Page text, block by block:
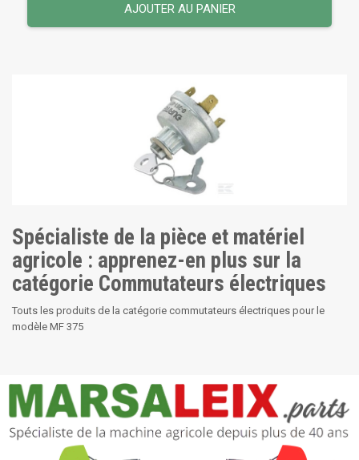
AJOUTER AU PANIER
Spécialiste de la pièce et matériel
agricole : apprenez-en plus sur la
catégorie Commutateurs électriques
Touts les produits de la catégorie commutateurs électriques pour le
modèle MF 375